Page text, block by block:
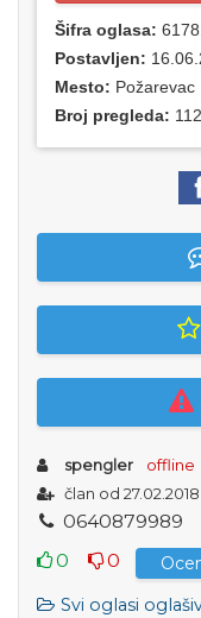
Šifra oglasa:
Postavljen:
Mesto: Požarevac
Broj pregleda: 112
spengler
offline
član od 27.02.2018
0640879989
0
0
Svi oglasi